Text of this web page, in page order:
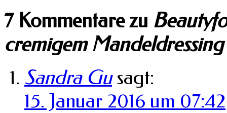
7 Kommentare zu
cremigem Mandeldressing
Sandra Gu sagt:
15. Januar 2016 um 07:42